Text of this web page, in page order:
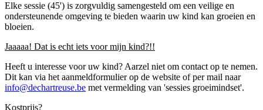
Elke sessie (45') is zorgvuldig samengesteld om een veilige en
ondersteunende omgeving te bieden waarin uw kind kan groeien en
bloeien.
Jaaaaa! Dat is echt iets voor mijn kind?!!
Heeft u interesse voor uw kind? Aarzel niet om contact op te nemen.
Dit kan via het aanmeldformulier op de website of per mail naar
info@dechartreuse.be met vermelding van 'sessies groeimindset'.
Kostprijs?